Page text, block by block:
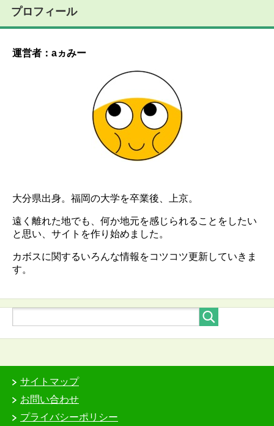
プロフィール
運営者：aヵみー
大分県出身。福岡の大学を卒業後、上京。
遠く離れた地でも、何か地元を感じられることをしたい
と思い、サイトを作り始めました。
カボスに関するいろんな情報をコツコツ更新していきま
す。
サイトマップ
お問い合わせ
プライバシーポリシー